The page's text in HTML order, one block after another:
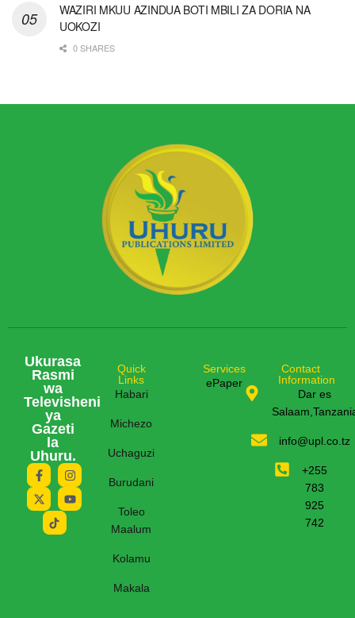
WAZIRI MKUU AZINDUA BOTI MBILI ZA DORIA NA
UOKOZI
0 SHARES
Ukurasa
Rasmi
wa
Televisheni
ya
Gazeti
la
Uhuru.
Quick
Links
Habari
Michezo
Uchaguzi
Burudani
Toleo
Maalum
Kolamu
Makala
Services
ePaper
Contact
Information
Dar es
info@upl.co.tz
+255
783
925
742